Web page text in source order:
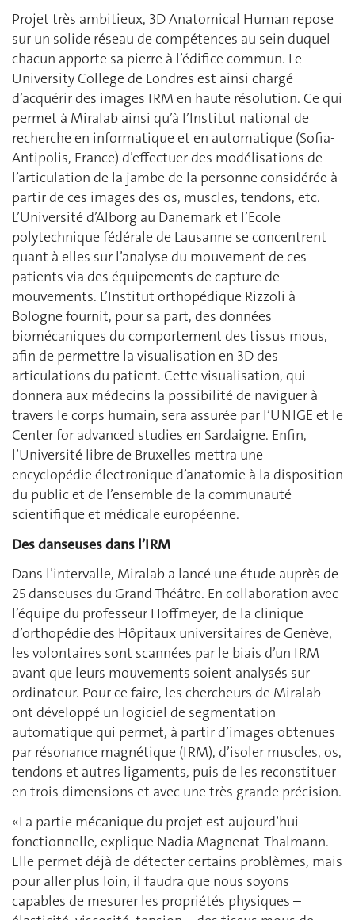
Projet très ambitieux, 3D Anatomical Human repose
sur un solide réseau de compétences au sein duquel
chacun apporte sa pierre à l’édifice commun. Le
University College de Londres est ainsi chargé
d’acquérir des images IRM en haute résolution. Ce qui
permet à Miralab ainsi qu’à l’Institut national de
recherche en informatique et en automatique (Sofia-
Antipolis, France) d’effectuer des modélisations de
l’articulation de la jambe de la personne considérée à
partir de ces images des os, muscles, tendons, etc.
L’Université d’Alborg au Danemark et l’Ecole
polytechnique fédérale de Lausanne se concentrent
quant à elles sur l’analyse du mouvement de ces
patients via des équipements de capture de
mouvements. L’Institut orthopédique Rizzoli à
Bologne fournit, pour sa part, des données
biomécaniques du comportement des tissus mous,
afin de permettre la visualisation en 3D des
articulations du patient. Cette visualisation, qui
donnera aux médecins la possibilité de naviguer à
travers le corps humain, sera assurée par l’UNIGE et le
Center for advanced studies en Sardaigne. Enfin,
l’Université libre de Bruxelles mettra une
encyclopédie électronique d’anatomie à la disposition
du public et de l’ensemble de la communauté
scientifique et médicale européenne.
Des danseuses dans l’IRM
Dans l’intervalle, Miralab a lancé une étude auprès de
25 danseuses du Grand Théâtre. En collaboration avec
l’équipe du professeur Hoffmeyer, de la clinique
d’orthopédie des Hôpitaux universitaires de Genève,
les volontaires sont scannées par le biais d’un IRM
avant que leurs mouvements soient analysés sur
ordinateur. Pour ce faire, les chercheurs de Miralab
ont développé un logiciel de segmentation
automatique qui permet, à partir d’images obtenues
par résonance magnétique (IRM), d’isoler muscles, os,
tendons et autres ligaments, puis de les reconstituer
en trois dimensions et avec une très grande précision.
«La partie mécanique du projet est aujourd’hui
fonctionnelle, explique Nadia Magnenat-Thalmann.
Elle permet déjà de détecter certains problèmes, mais
pour aller plus loin, il faudra que nous soyons
capables de mesurer les propriétés physiques –